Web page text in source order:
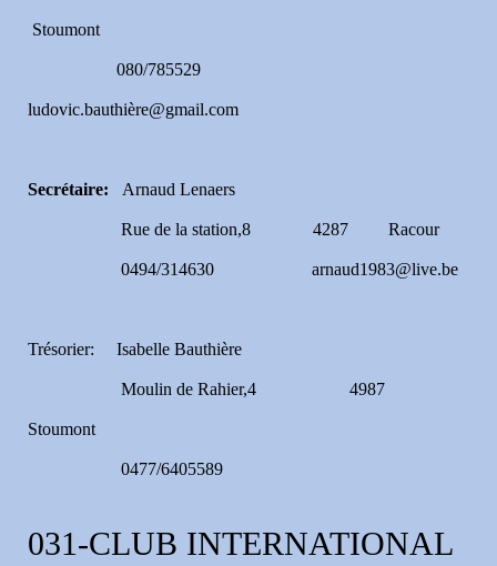
Stoumont
080/785529
ludovic.bauthière@gmail.com
Secrétaire: Arnaud Lenaers
Rue de la station,8 4287 Racour
0494/314630 arnaud1983@live.be
Trésorier: Isabelle Bauthière
Moulin de Rahier,4 4987
Stoumont
0477/6405589
031-CLUB INTERNATIONAL